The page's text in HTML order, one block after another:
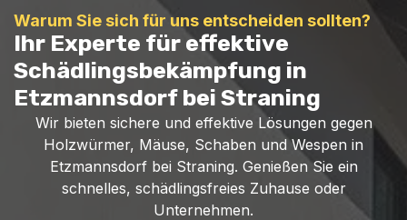
Warum Sie sich für uns entscheiden sollten?
Ihr Experte für effektive
Schädlingsbekämpfung in
Etzmannsdorf bei Straning
Wir bieten sichere und effektive Lösungen gegen
Holzwürmer, Mäuse, Schaben und Wespen in
Etzmannsdorf bei Straning. Genießen Sie ein
schnelles, schädlingsfreies Zuhause oder
Unternehmen.